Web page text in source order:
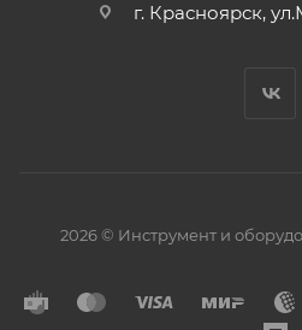
г. Красноярск,
2026 © Инструмент и